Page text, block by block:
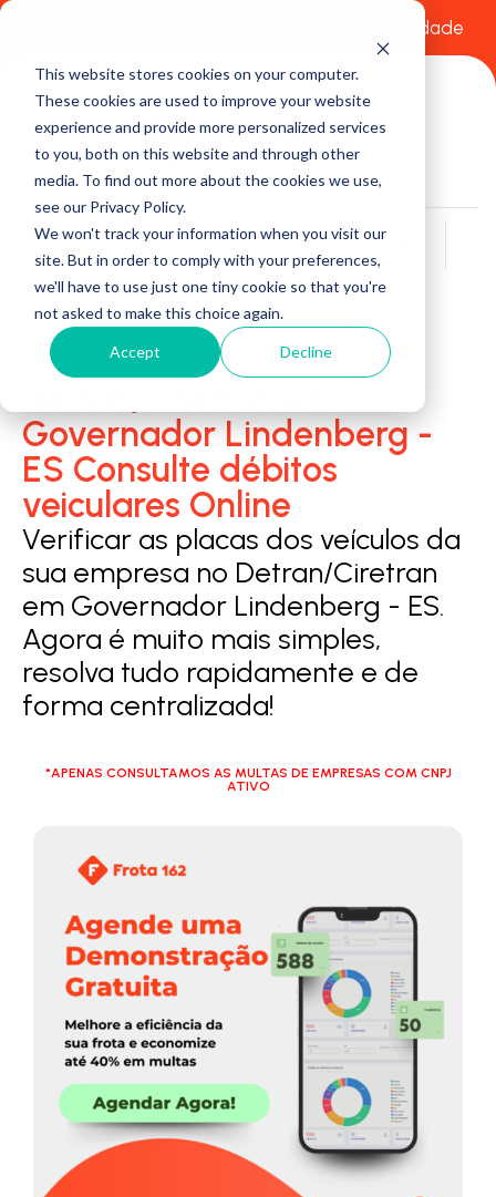
This website stores cookies on your computer.
These cookies are used to improve your website
experience and provide more personalized services
to you, both on this website and through other
media. To find out more about the cookies we use,
see our Privacy Policy.
We won't track your information when you visit our
site. But in order to comply with your preferences,
we'll have to use just one tiny cookie so that you're
not asked to make this choice again.
Accept Decline
Política de Privacidade
Buscar
Governador Lindenberg -
ES Consulte débitos
veiculares Online
Verificar as placas dos veículos da
sua empresa no Detran/Ciretran
em Governador Lindenberg - ES.
Agora é muito mais simples,
resolva tudo rapidamente e de
forma centralizada!
*APENAS CONSULTAMOS AS MULTAS DE EMPRESAS COM CNPJ
ATIVO